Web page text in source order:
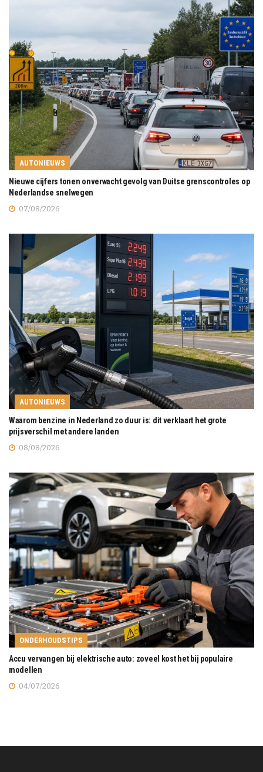
AUTONIEUWS
Nieuwe cijfers tonen onverwacht gevolg van Duitse grenscontroles op
Nederlandse snelwegen
07/08/2026
AUTONIEUWS
Waarom benzine in Nederland zo duur is: dit verklaart het grote
prijsverschil met andere landen
08/08/2026
ONDERHOUDSTIPS
Accu vervangen bij elektrische auto: zoveel kost het bij populaire
modellen
04/07/2026